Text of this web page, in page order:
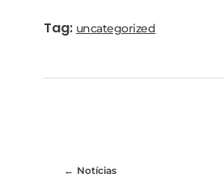
Tag: uncategorized
Notícias